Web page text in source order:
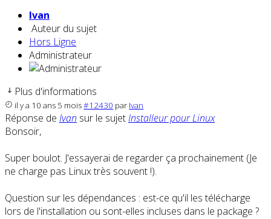
Ivan
Auteur du sujet
Hors Ligne
Administrateur
Plus d'informations
il y a 10 ans 5 mois#12430 par Ivan
Réponse de Ivan sur le sujetInstalleur pour Linux
Bonsoir,
Super boulot. J'essayerai de regarder ça prochainement (Je
ne charge pas Linux très souvent !).
Question sur les dépendances : est-ce qu'il les télécharge
lors de l'installation ou sont-elles incluses dans le package ?